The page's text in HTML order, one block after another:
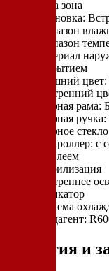
Одна зона
Установка:
Диапазон
Диапазон
Материал
покрытием
Внешний
Внутренний
Дверная рама:
Дверная
Дверное
Контроллер:
дисплеем
Стерилизация
Внутреннее
индикатор
Система
Хладагент:
Гарантия и